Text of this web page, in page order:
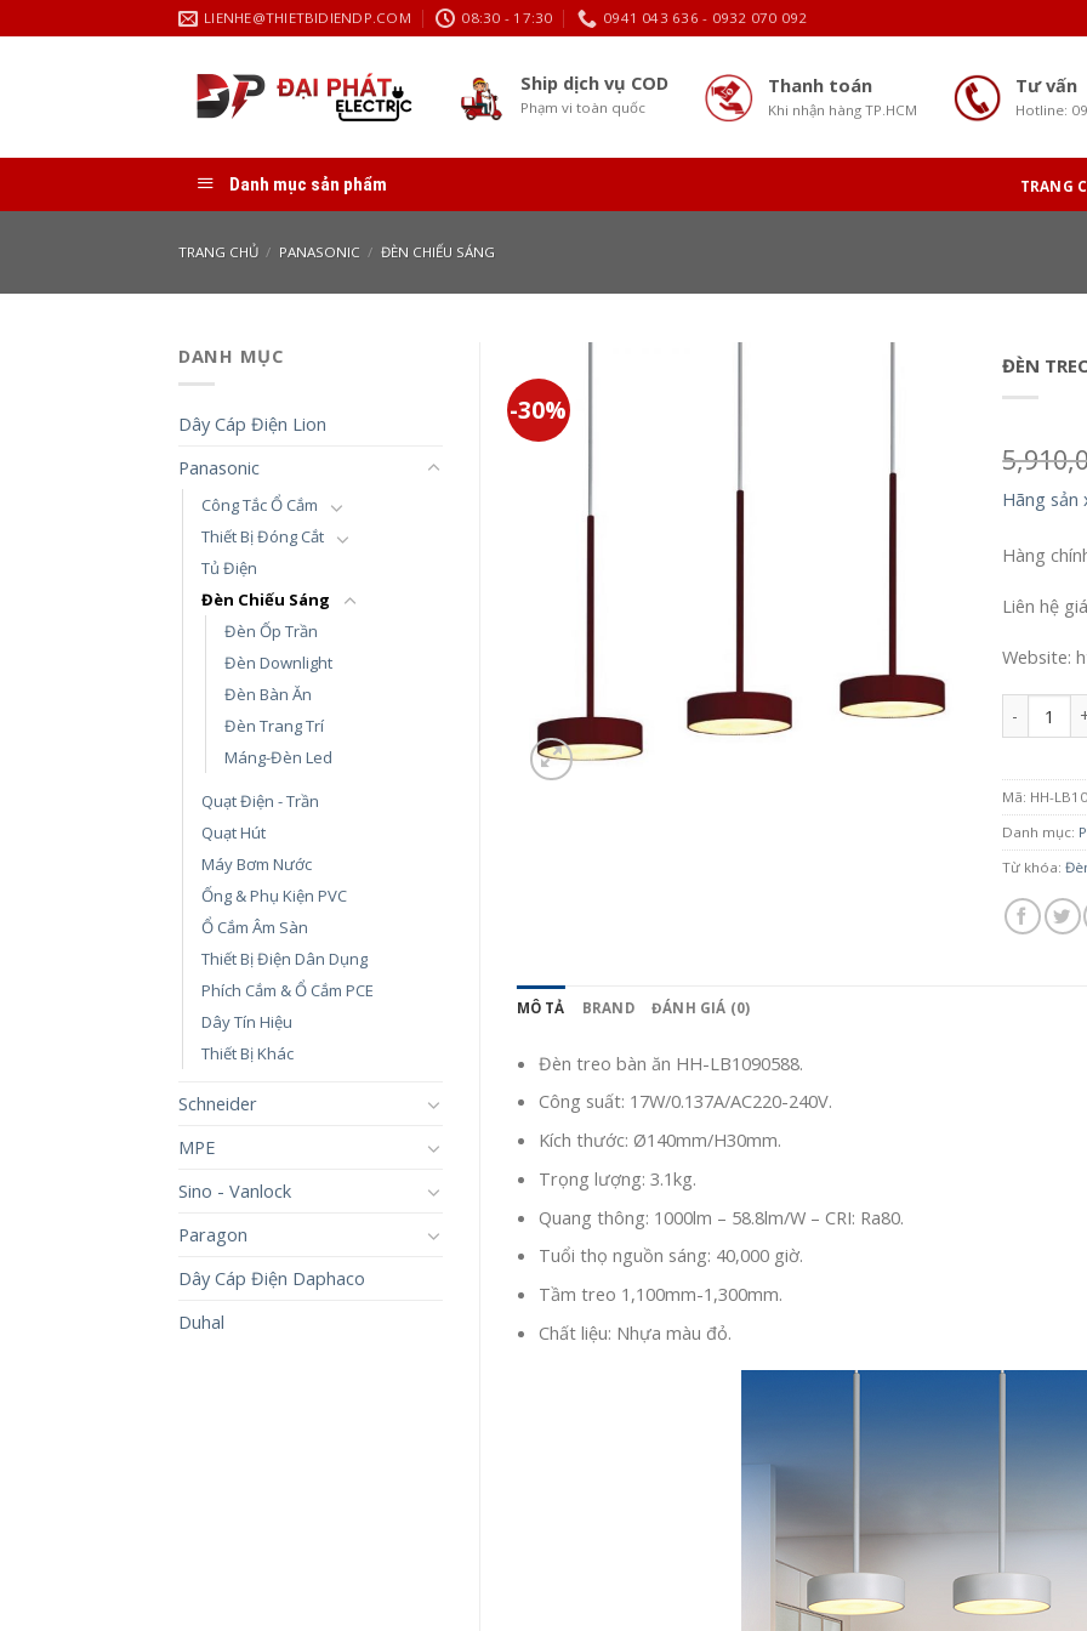
to
LIENHE@THIETBIDIENDP.COM 08:30 - 17:30 0941 043 636 - 0932 070 092
Ship dịch vụ COD
Phạm vi toàn quốc
Thanh toán
Khi nhận hàng TP.HCM
Tư vấn
Hotline:
Danh mục sản phẩm TRANG
TRANG CHỦ / PANASONIC / ĐÈN CHIẾU SÁNG
DANH MỤC
Dây Cáp Điện Lion
Panasonic
Công Tắc Ổ Cắm
Thiết Bị Đóng Cắt
Tủ Điện
Đèn Chiếu Sáng
Đèn Ốp Trần
Đèn Downlight
Đèn Bàn Ăn
Đèn Trang Trí
Máng-Đèn Led
Quạt Điện - Trần
Quạt Hút
Máy Bơm Nước
Ống & Phụ Kiện PVC
Ổ Cắm Âm Sàn
Thiết Bị Điện Dân Dụng
Phích Cắm & Ổ Cắm PCE
Dây Tín Hiệu
Thiết Bị Khác
Schneider
MPE
Sino - Vanlock
Paragon
Dây Cáp Điện Daphaco
Duhal
-30%
ĐÈN
Hãng sản
Hàng
Liên hệ
Website:
Mã: HH-
Danh mục:
Từ khóa:
MÔ TẢ BRAND ĐÁNH GIÁ (0)
Đèn treo bàn ăn HH-LB1090588.
Công suất: 17W/0.137A/AC220-240V.
Kích thước: Ø140mm/H30mm.
Trọng lượng: 3.1kg.
Quang thông: 1000lm – 58.8lm/W – CRI: Ra80.
Tuổi thọ nguồn sáng: 40,000 giờ.
Tầm treo 1,100mm-1,300mm.
Chất liệu: Nhựa màu đỏ.